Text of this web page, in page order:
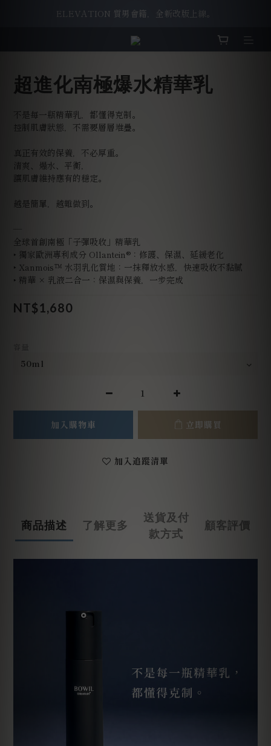
ELEVATION 質男會籍，全新改版上線。
ELEVATION 質男會籍，全新改版上線。
洗面乳舊換新，一起守護我們唯一的地球。
超進化南極爆水精華乳
不是每一瓶精華乳，都懂得克制。
控制肌膚狀態，不需要層層堆疊。
真正有效的保養，不必厚重。
清爽、爆水、平衡，
讓肌膚維持應有的穩定。
越是簡單，越難做到。
全球首創南極「子彈吸收」精華乳
‣ 獨家歐洲專利成分 Ollantein®：修護、保濕、延緩老化
‣ Xanmois™ 水羽乳化質地：一抹釋放水感，快速吸收不黏膩
‣ 精華 × 乳液二合一：保濕與保養，一步完成
NT$1,680
加入購物車 立即購買
加入追蹤清單
商品描述 了解更多
送貨及付
款方式
顧客評價